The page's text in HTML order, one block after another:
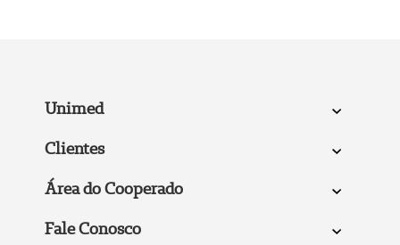
Unimed
Clientes
Área do Cooperado
Fale Conosco